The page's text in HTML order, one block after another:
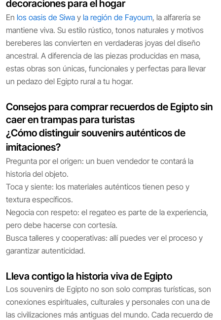
decoraciones para el hogar
En los oasis de Siwa y la región de Fayoum, la alfarería se
mantiene viva. Su estilo rústico, tonos naturales y motivos
bereberes las convierten en verdaderas joyas del diseño
ancestral. A diferencia de las piezas producidas en masa,
estas obras son únicas, funcionales y perfectas para llevar
un pedazo del Egipto rural a tu hogar.
Consejos para comprar recuerdos de Egipto sin
caer en trampas para turistas
¿Cómo distinguir souvenirs auténticos de
imitaciones?
Pregunta por el origen: un buen vendedor te contará la
historia del objeto.
Toca y siente: los materiales auténticos tienen peso y
textura específicos.
Negocia con respeto: el regateo es parte de la experiencia,
pero debe hacerse con cortesía.
Busca talleres y cooperativas: allí puedes ver el proceso y
garantizar autenticidad.
Lleva contigo la historia viva de Egipto
Los souvenirs de Egipto no son solo compras turísticas, son
conexiones espirituales, culturales y personales con una de
las civilizaciones más antiguas del mundo. Cada recuerdo de